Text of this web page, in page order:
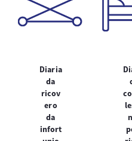
Diaria
da
ricov
ero
da
infort